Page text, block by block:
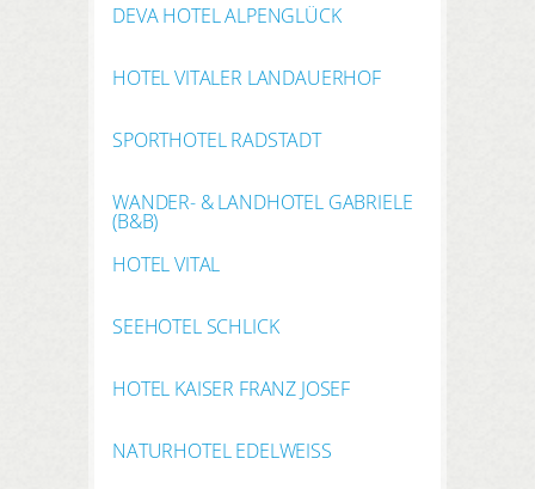
DEVA HOTEL ALPENGLÜCK
HOTEL VITALER LANDAUERHOF
SPORTHOTEL RADSTADT
WANDER- & LANDHOTEL GABRIELE
(B&B)
HOTEL VITAL
SEEHOTEL SCHLICK
HOTEL KAISER FRANZ JOSEF
NATURHOTEL EDELWEISS